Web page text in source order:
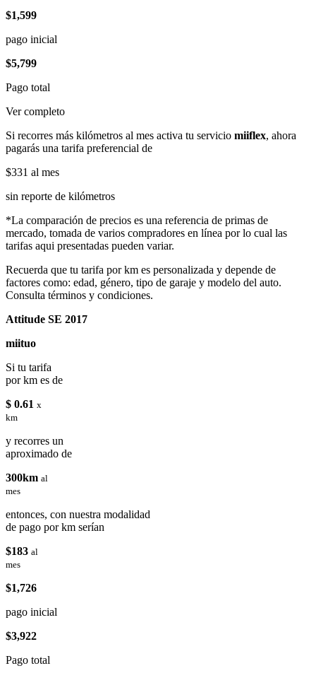
$1,599
pago inicial
$5,799
Pago total
Ver completo
Si recorres más kilómetros al mes activa tu servicio miiflex, ahora
pagarás una tarifa preferencial de
$331 al mes
sin reporte de kilómetros
*La comparación de precios es una referencia de primas de
mercado, tomada de varios compradores en línea por lo cual las
tarifas aqui presentadas pueden variar.
Recuerda que tu tarifa por km es personalizada y depende de
factores como: edad, género, tipo de garaje y modelo del auto.
Consulta términos y condiciones.
Attitude SE 2017
miituo
Si tu tarifa
por km es de
$ 0.61 x
km
y recorres un
aproximado de
300km al
mes
entonces, con nuestra modalidad
de pago por km serían
$183 al
mes
$1,726
pago inicial
$3,922
Pago total